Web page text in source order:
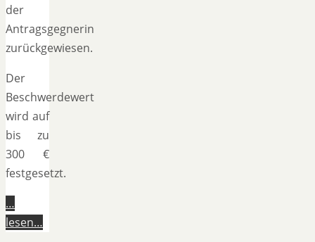
der
Antragsgegnerin
zurückgewiesen.
Der
Beschwerdewert
wird auf
bis zu
300 €
festgesetzt.
…
lesen…